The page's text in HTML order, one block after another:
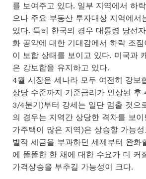
를 보여주고 있다. 일부 지역에서 하
으나 주요 부동산 투자대상 지역에서
있다. 특히 한국의 경우 대통령 당선
화 공약에 대한 기대감에서 하락 조
이 보합 상태를 보이고 있다. 미국과
은 강보합을 유지하고 있다.
4월 시장은 세나라 모두 여전히 강보
상당 수준까지 기준금리가 인상된 후
3/4분기)부터 강세는 일단 멈출 것으
의 경우는 지역간 상당한 격차를 보
가주택이 많은 지역)은 상승할 가능
벌적 세금을 부과하던 세제부터 완화
에 똘똘한 한 채에 대한 수요가 더 커
가격상승을 부추길 가능성이 크다.